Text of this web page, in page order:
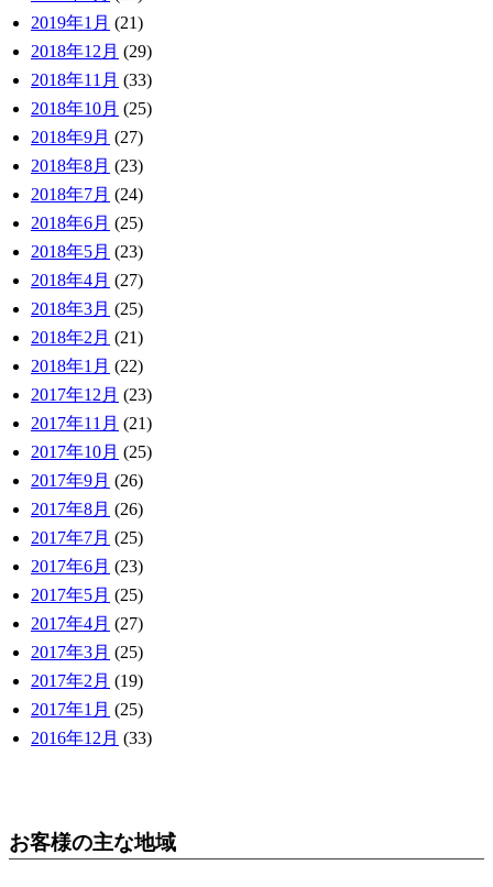
2019年1月 (21)
2018年12月 (29)
2018年11月 (33)
2018年10月 (25)
2018年9月 (27)
2018年8月 (23)
2018年7月 (24)
2018年6月 (25)
2018年5月 (23)
2018年4月 (27)
2018年3月 (25)
2018年2月 (21)
2018年1月 (22)
2017年12月 (23)
2017年11月 (21)
2017年10月 (25)
2017年9月 (26)
2017年8月 (26)
2017年7月 (25)
2017年6月 (23)
2017年5月 (25)
2017年4月 (27)
2017年3月 (25)
2017年2月 (19)
2017年1月 (25)
2016年12月 (33)
お客様の主な地域